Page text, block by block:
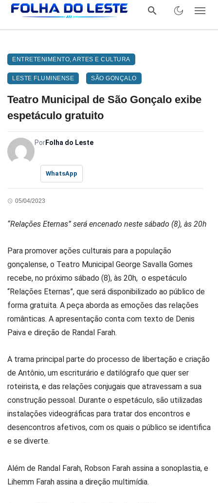
ENTRETENIMENTO, ARTES E CULTURA
LESTE FLUMINENSE SÃO GONÇALO
Teatro Municipal de São Gonçalo exibe
espetáculo gratuito
PorFolha do Leste
WhatsApp
05/04/2023
“Relações Eternas” será encenado neste sábado (8), às 20h
Para promover ações culturais para a população
gonçalense, o Teatro Municipal George Savalla Gomes
recebe, no próximo sábado (8), às 20h, o espetáculo
“Relações Eternas”, que será disponibilizado ao público de
forma gratuita. A peça aborda as emoções das relações
românticas. A apresentação conta com texto de Denis
Paiva e direção de Randal Farah.
A trama principal parte do processo de libertação e criação
de Antônio, um escriturário e datilógrafo que quer ser
roteirista, e das relações conjugais que atravessam a sua
construção pessoal. Durante o espetáculo, são utilizadas
instalações videográficas para tratar dos encontros e
desencontros afetivos, com os quais o público se identifica
e se diverte.
Além de Randal Farah, Robson Farah assina a sonoplastia, e
Lihemm Farah assina a direção multimídia.